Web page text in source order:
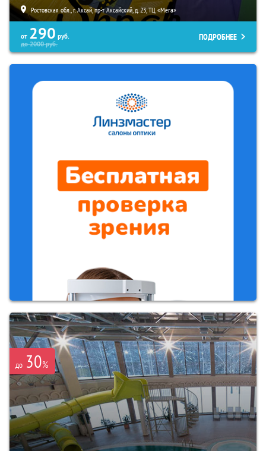
Ростовская обл., г. Аксай, пр-т Аксайский, д. 23, ТЦ «Мега»
от 290 руб.
до2000руб.
ПОДРОБНЕЕ
до 30%